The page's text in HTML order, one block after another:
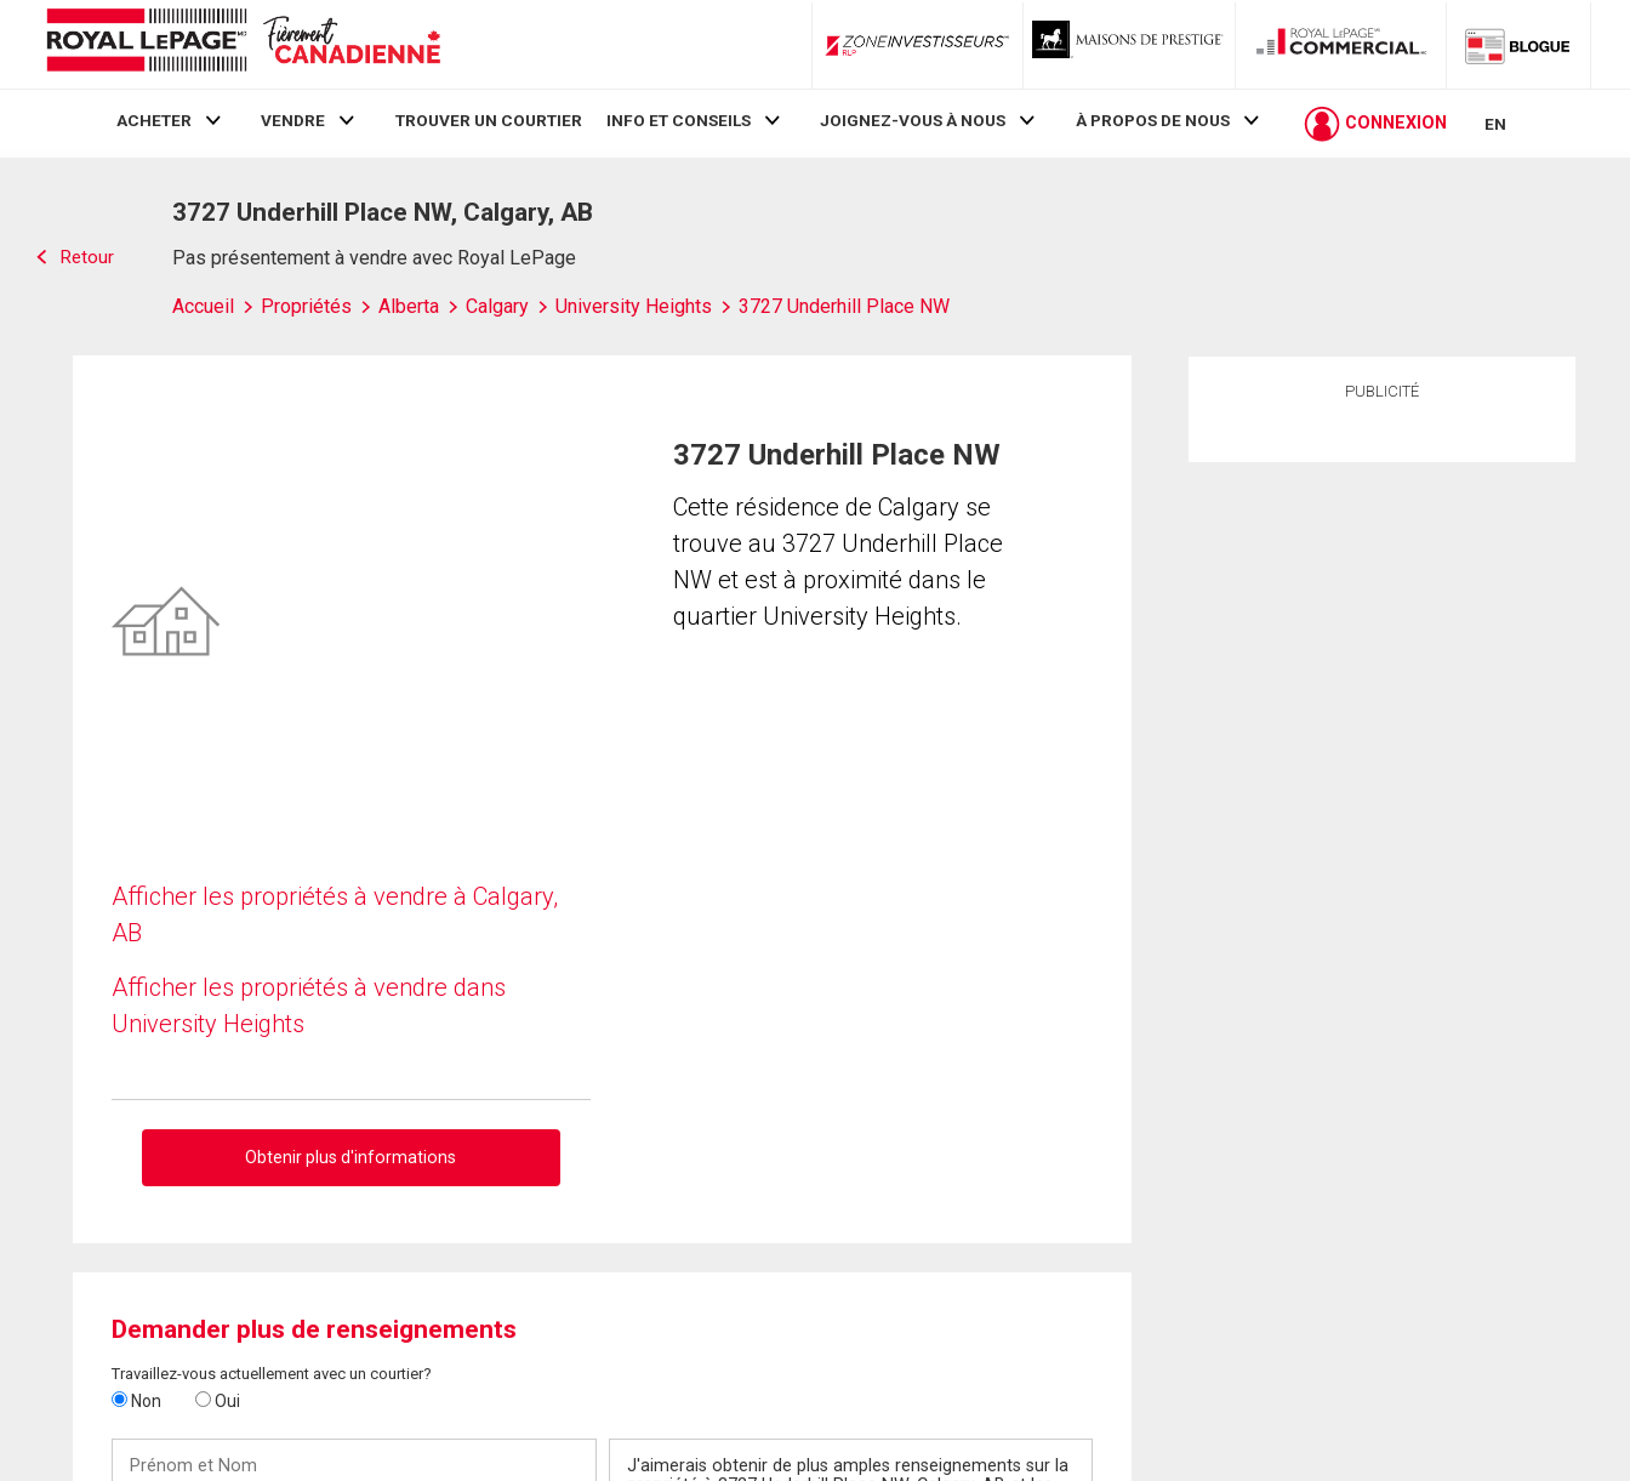
ZoneInvestisseurs RLP
ACHETER VENDRE TROUVER UN COURTIER INFO ET CONSEILS JOIGNEZ-VOUS À NOUS À PROPOS DE NOUS CONNEXION EN
Retour
3727 Underhill Place NW, Calgary, AB
Pas présentement à vendre avec Royal LePage
Accueil Propriétés Alberta Calgary University Heights 3727 Underhill Place NW
Afficher les propriétés à vendre à Calgary,
AB
Afficher les propriétés à vendre dans
University Heights
Obtenir plus d'informations
3727 Underhill Place NW
Cette résidence de Calgary se
trouve au 3727 Underhill Place
NW et est à proximité dans le
quartier University Heights.
Demander plus de renseignements
Travaillez-vous actuellement avec un courtier?
Non Oui
PUBLICITÉ